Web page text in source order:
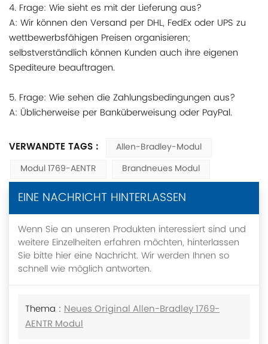
4. Frage: Wie sieht es mit der Lieferung aus?
A: Wir können den Versand per DHL, FedEx oder UPS zu
wettbewerbsfähigen Preisen organisieren;
selbstverständlich können Kunden auch ihre eigenen
Spediteure beauftragen.
5. Frage: Wie sehen die Zahlungsbedingungen aus?
A: Üblicherweise per Banküberweisung oder PayPal.
VERWANDTE TAGS :
Allen-Bradley-Modul
Modul 1769-AENTR
Brandneues Modul
EINE NACHRICHT HINTERLASSEN
Wenn Sie an unseren Produkten interessiert sind und
weitere Einzelheiten erfahren möchten, hinterlassen
Sie bitte hier eine Nachricht. Wir werden Ihnen so
schnell wie möglich antworten.
Thema : Neues Original Allen-Bradley 1769-
AENTR Modul